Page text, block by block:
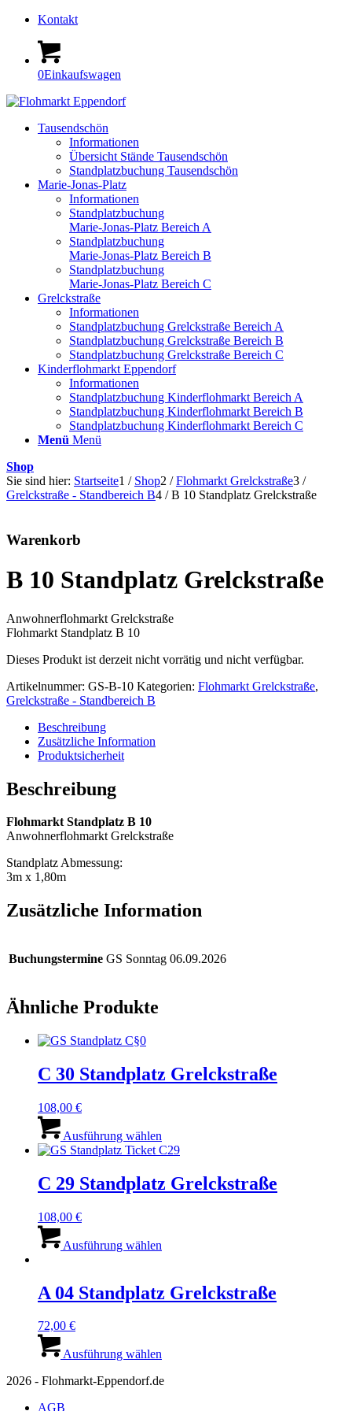
Kontakt
0Einkaufswagen
Tausendschön
Informationen
Übersicht Stände Tausendschön
Standplatzbuchung Tausendschön
Marie-Jonas-Platz
Informationen
Standplatzbuchung
Marie-Jonas-Platz Bereich A
Standplatzbuchung
Marie-Jonas-Platz Bereich B
Standplatzbuchung
Marie-Jonas-Platz Bereich C
Grelckstraße
Informationen
Standplatzbuchung Grelckstraße Bereich A
Standplatzbuchung Grelckstraße Bereich B
Standplatzbuchung Grelckstraße Bereich C
Kinderflohmarkt Eppendorf
Informationen
Standplatzbuchung Kinderflohmarkt Bereich A
Standplatzbuchung Kinderflohmarkt Bereich B
Standplatzbuchung Kinderflohmarkt Bereich C
Menü Menü
Shop
Sie sind hier: Startseite1 / Shop2 / Flohmarkt Grelckstraße3 /
Grelckstraße - Standbereich B4 / B 10 Standplatz Grelckstraße
Warenkorb
B 10 Standplatz Grelckstraße
Anwohnerflohmarkt Grelckstraße
Flohmarkt Standplatz B 10
Dieses Produkt ist derzeit nicht vorrätig und nicht verfügbar.
Artikelnummer: GS-B-10 Kategorien: Flohmarkt Grelckstraße,
Grelckstraße - Standbereich B
Beschreibung
Zusätzliche Information
Produktsicherheit
Beschreibung
Flohmarkt Standplatz B 10
Anwohnerflohmarkt Grelckstraße
Standplatz Abmessung:
3m x 1,80m
Zusätzliche Information
Buchungstermine GS Sonntag 06.09.2026
Ähnliche Produkte
C 30 Standplatz Grelckstraße
108,00 €
Ausführung wählen
weist
Varianten
auf.
auf
gewählt
werden
C 29 Standplatz Grelckstraße
108,00 €
Ausführung wählen
Varianten
auf.
auf
Produktseite
A 04 Standplatz Grelckstraße
72,00 €
Ausführung wählen
mehrere
2026 - Flohmarkt-Eppendorf.de
AGB